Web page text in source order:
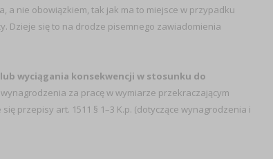
a nie obowiązkiem, tak jak ma to miejsce w przypadku
Dzieje się to na drodze pisemnego zawiadomienia
wyciągania konsekwencji w stosunku do
wynagrodzenia za pracę w wymiarze przekraczającym
przepisy art. 1511 § 1–3 K.p. (dotyczące wynagrodzenia i